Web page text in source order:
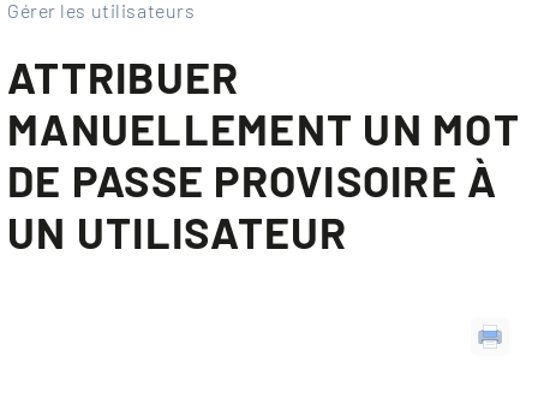
Gérer les utilisateurs
ATTRIBUER
MANUELLEMENT UN MOT
DE PASSE PROVISOIRE À
UN UTILISATEUR